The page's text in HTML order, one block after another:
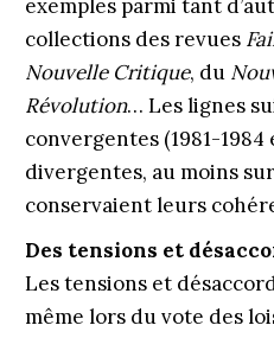
exemples parmi tant
collections des revues
Nouvelle Critique, du
Révolution… Les lignes
convergentes (1981-1984
divergentes, au moins
conservaient leurs
Des tensions et
Les tensions et
même lors du vote des